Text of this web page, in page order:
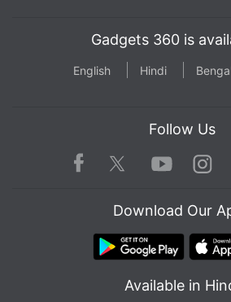
Gadgets 360 is
English Hindi
Follow Us
Facebook TwitterYoutube
Instagram
Download Our
Available in